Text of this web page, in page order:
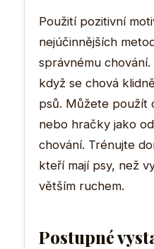
Použití pozitivní
nejúčinnějších
správnému
když se chová
psů. Můžete použít
nebo hračky jako
chování. Trénujte
kteří mají psy, než
větším ruchem.
Postupné